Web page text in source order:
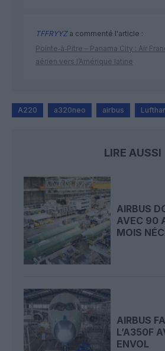
TFFRYYZa commenté l'article :
Pointe‑à‑Pitre – Panama City : Air
aérien vers l’Amérique latine
A220 a320neo airbus
LIRE AUSSI
AIRBUS
AVEC 90
MOIS
AIRBUS
L’A350F
ENVOL